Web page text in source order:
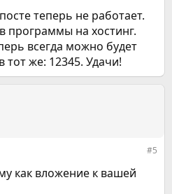
теперь не работает.
программы на хостинг.
всегда можно будет
тот же: 12345. Удачи!
#5
как вложение к вашей